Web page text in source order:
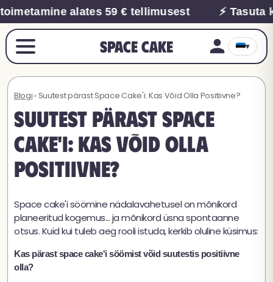
alates 59 € tellimusest ⚡ Tasuta
Space Cake ▾
Blogi › Suutest pärast Space Cake'i: Kas Võid Olla Positiivne?
Suutest pärast Space
Cake'i: Kas Võid Olla
Positiivne?
Space cake'i söömine nädalavahetusel on mõnikord
planeeritud kogemus... ja mõnikord üsna spontaanne
otsus. Kuid kui tuleb aeg rooli istuda, kerkib oluline küsimus:
Kas pärast space cake'i söömist võid suutestis positiivne
olla?